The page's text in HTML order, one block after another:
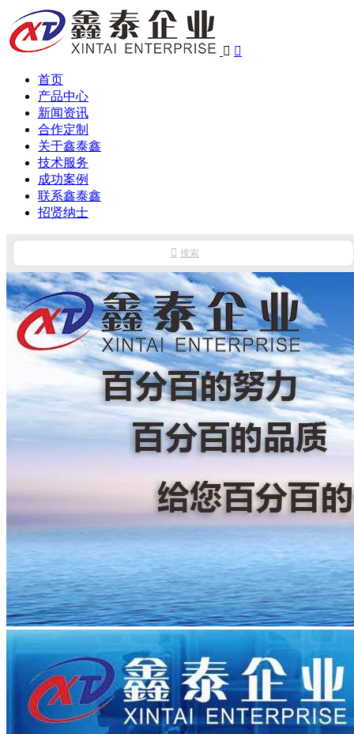
 
首页
产品中心
新闻资讯
合作定制
关于鑫泰鑫
技术服务
成功案例
联系鑫泰鑫
招贤纳士
 搜索